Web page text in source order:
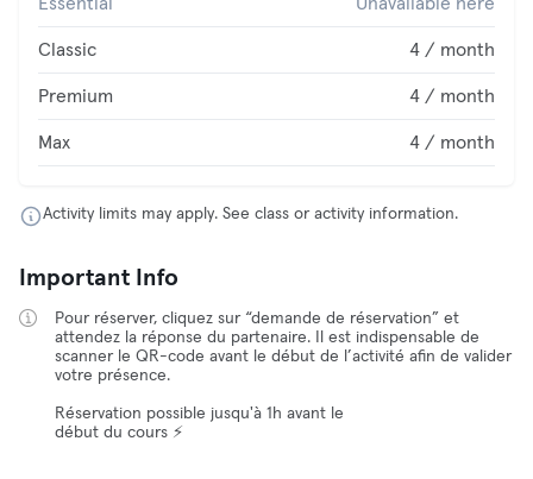
Classic 4 / month
Premium 4 / month
Max 4 / month
Activity limits may apply. See class or activity information.
Important Info
Pour réserver, cliquez sur “demande de réservation” et
attendez la réponse du partenaire. Il est indispensable de
scanner le QR-code avant le début de l’activité afin de valider
votre présence.
Réservation possible jusqu'à 1h avant le
début du cours ⚡️